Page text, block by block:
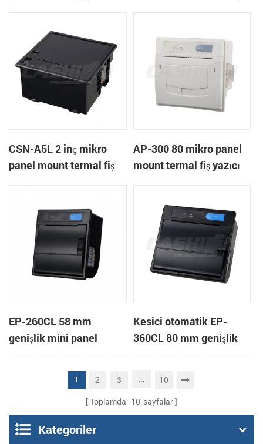
CSN-A5L 2 inç mikro
panel mount termal fiş
AP-300 80 mikro panel
mount termal fiş yazıcı
EP-260CL 58 mm
genişlik mini panel
otomatik kesici termal
yazıcı bağlama
Kesici otomatik EP-
360CL 80 mm genişlik
mini paneli termal yazıcı
1 2 3 ... 10
Toplamda 10 sayfalar
Kategoriler